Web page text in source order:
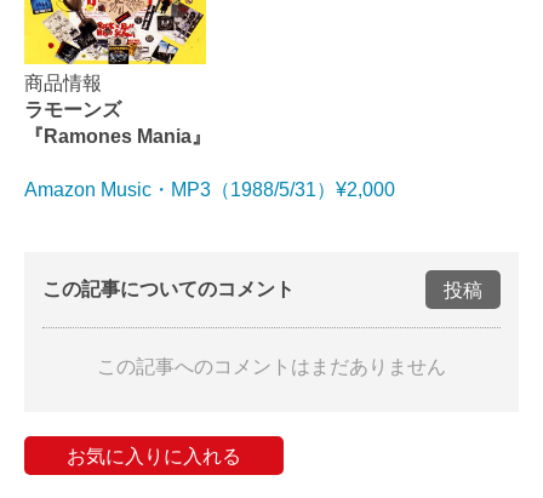
商品情報
ラモーンズ
『Ramones Mania』
Amazon Music・MP3（1988/5/31）¥2,000
この記事についてのコメント 投稿
この記事へのコメントはまだありません
お気に入りに入れる